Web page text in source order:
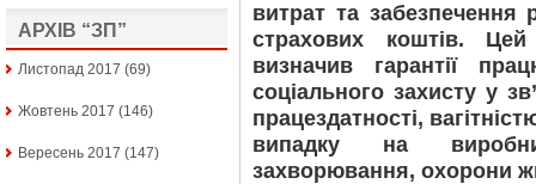
АРХІВ “ЗП”
Листопад 2017 (69)
Жовтень 2017 (146)
Вересень 2017 (147)
витрат та забезпечення
страхових коштів.
визначив гарантії
соціального захисту у
працездатності,
випадку на
захворювання, охорони